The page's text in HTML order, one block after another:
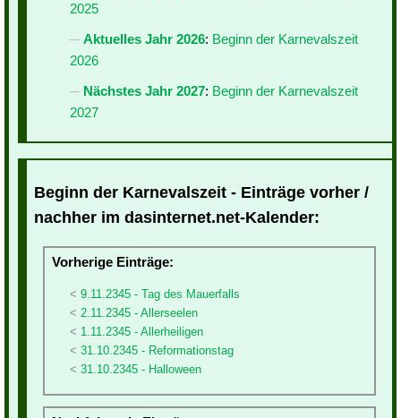
2025
Aktuelles Jahr 2026: Beginn der Karnevalszeit
2026
Nächstes Jahr 2027: Beginn der Karnevalszeit
2027
Beginn der Karnevalszeit - Einträge vorher /
nachher im dasinternet.net-Kalender:
Vorherige Einträge:
9.11.2345 - Tag des Mauerfalls
2.11.2345 - Allerseelen
1.11.2345 - Allerheiligen
31.10.2345 - Reformationstag
31.10.2345 - Halloween